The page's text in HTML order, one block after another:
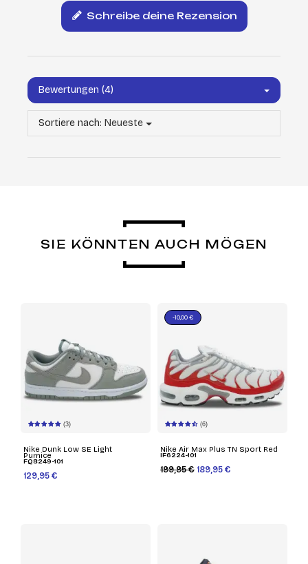
Schreibe deine Rezension
Bewertungen (4)
Sortiere nach: Neueste
SIE KÖNNTEN AUCH MÖGEN
(3)
Nike Dunk Low SE Light
Pumice
FQ8249-101
129,95 €
(6)
Nike Air Max Plus TN Sport Red
IF6224-101
199,95 € 189,95 €
-10,00 €